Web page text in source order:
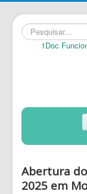
Pesquisar...
1Doc
Abertura
2025 em